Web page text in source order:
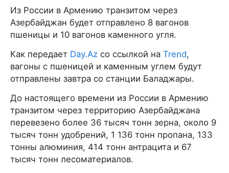
Из России в Армению транзитом через
Азербайджан будет отправлено 8 вагонов
пшеницы и 10 вагонов каменного угля.
Как передает Day.Az со ссылкой на Trend,
вагоны с пшеницей и каменным углем будут
отправлены завтра со станции Баладжары.
До настоящего времени из России в Армению
транзитом через территорию Азербайджана
перевезено более 36 тысяч тонн зерна, около 9
тысяч тонн удобрений, 1 136 тонн пропана, 133
тонны алюминия, 414 тонн антрацита и 67
тысяч тонн лесоматериалов.